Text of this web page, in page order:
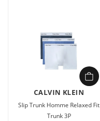
CALVIN KLEIN
Slip Trunk Homme Relaxed Fit
Trunk 3P